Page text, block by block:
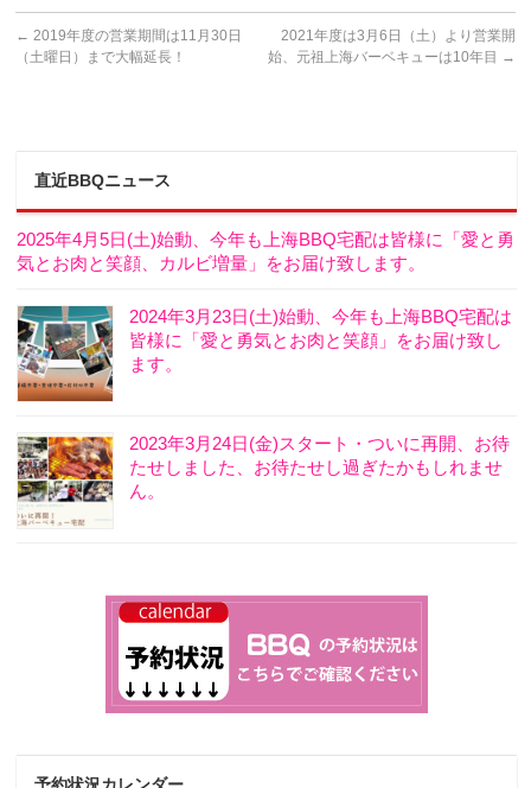
← 2019年度の営業期間は11月30日
（土曜日）まで大幅延長！
2021年度は3月6日（土）より営業開
始、元祖上海バーベキューは10年目 →
直近BBQニュース
2025年4月5日(土)始動、今年も上海BBQ宅配は皆様に「愛と勇
気とお肉と笑顔、カルビ増量」をお届け致します。
2024年3月23日(土)始動、今年も上海BBQ宅配は
皆様に「愛と勇気とお肉と笑顔」をお届け致し
ます。
2023年3月24日(金)スタート・ついに再開、お待
たせしました、お待たせし過ぎたかもしれませ
ん。
予約状況カレンダー